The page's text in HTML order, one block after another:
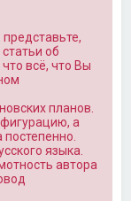
об
всё, что Вы
планов.
а
языка.
автора